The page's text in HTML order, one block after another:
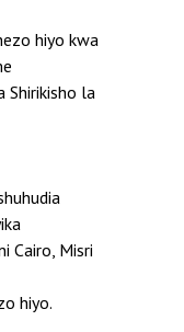
hiyo kwa
Shirikisho la
Cairo, Misri
hiyo.